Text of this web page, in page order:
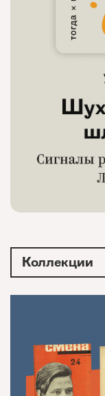
Коллекции